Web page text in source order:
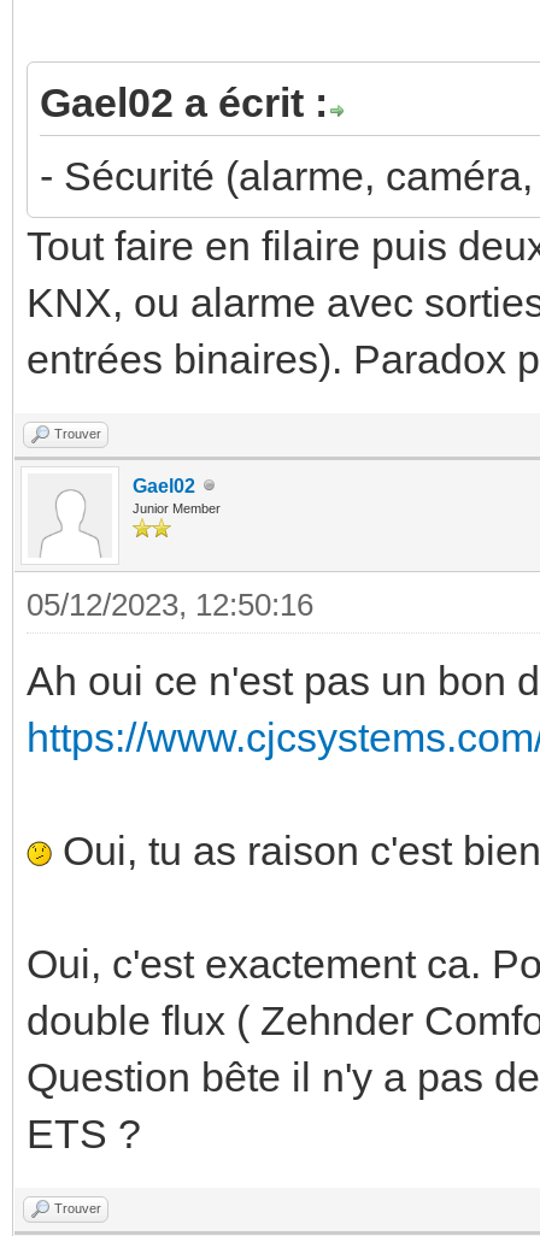
Gael02 a écrit :
- Sécurité (alarme,
Tout faire en filaire puis
KNX, ou alarme avec
entrées binaires). Paradox
Trouver
Gael02
Junior Member
05/12/2023, 12:50:16
Ah oui ce n'est pas un bon
https://
Oui, tu as raison c'est
Oui, c'est exactement ca.
double flux ( Zehnder
Question bête il n'y a pas
ETS ?
Trouver